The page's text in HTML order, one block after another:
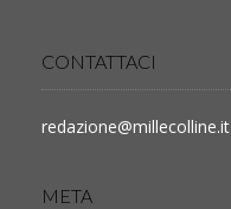
CONTATTACI
redazione@millecolline.it
META